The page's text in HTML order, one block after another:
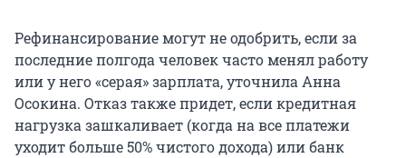
Рефинансирование могут не одобрить, если за
последние полгода человек часто менял работу
или у него «серая» зарплата, уточнила Анна
Осокина. Отказ также придет, если кредитная
нагрузка зашкаливает (когда на все платежи
уходит больше 50% чистого дохода) или банк